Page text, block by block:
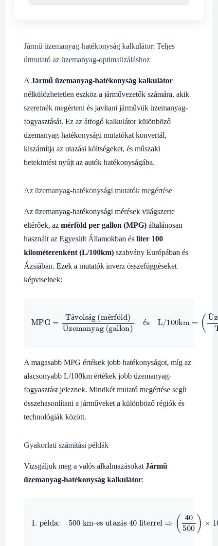
Jármű üzemanyag-hatékonyság kalkulátor: Teljes
útmutató az üzemanyag-optimalizáláshoz
A Jármű üzemanyag-hatékonyság kalkulátor
nélkülözhetetlen eszköz a járművezetők számára, akik
szeretnék megérteni és javítani járművük üzemanyag-
fogyasztását. Ez az átfogó kalkulátor különböző
üzemanyag-hatékonysági mutatókat konvertál,
kiszámítja az utazási költségeket, és műszaki
betekintést nyújt az autók hatékonyságába.
Az üzemanyag-hatékonysági mutatók megértése
Az üzemanyag-hatékonysági mérések világszerte
eltérőek, az mérföld per gallon (MPG) általánosan
használt az Egyesült Államokban és liter 100
kilométerenként (L/100km) szabvány Európában és
Ázsiában. Ezek a mutatók inverz összefüggéseket
képviselnek:
á á é ö
Ü
é
Ü
=Távolság (mérföld)
Üzemanyag (gallon) és L/100km=
Üzemanyag (liter)Távolság (km)
A magasabb MPG értékek jobb hatékonyságot, míg az
alacsonyabb L/100km értékek jobb üzemanyag-
fogyasztást jeleznek. Mindkét mutató megértése segít
összehasonlítani a járműveket a különböző régiók és
technológiák között.
Gyakorlati számítási példák
Vizsgáljuk meg a valós alkalmazásokat Jármű
üzemanyag-hatékonyság kalkulátor:
é á